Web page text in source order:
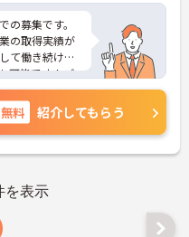
の募集です。
の取得実績が
て働き続ける
可能です！ご
伝えしますの
無料 紹介してもらう
を表示